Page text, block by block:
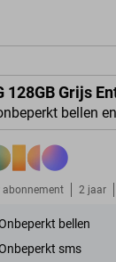
128GB Grijs
bellen
abonnement 2 jaar
bellen
sms